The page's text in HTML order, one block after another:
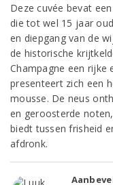
Deze cuvée bevat
die tot wel 15 jaar
en diepgang van de
de historische
Champagne een rijke
presenteert zich een
mousse. De neus
en geroosterde
biedt tussen frisheid
afdronk.